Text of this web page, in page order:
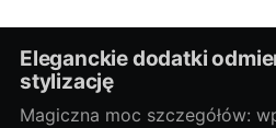
Eleganckie dodatki
stylizację
Magiczna moc szczegółów: